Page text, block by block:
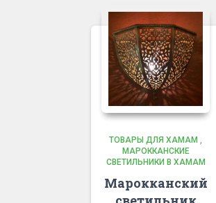
ТОВАРЫ ДЛЯ ХАМАМ
МАРОККАНСКИЕ
СВЕТИЛЬНИКИ В ХАМАМ
Марокканский